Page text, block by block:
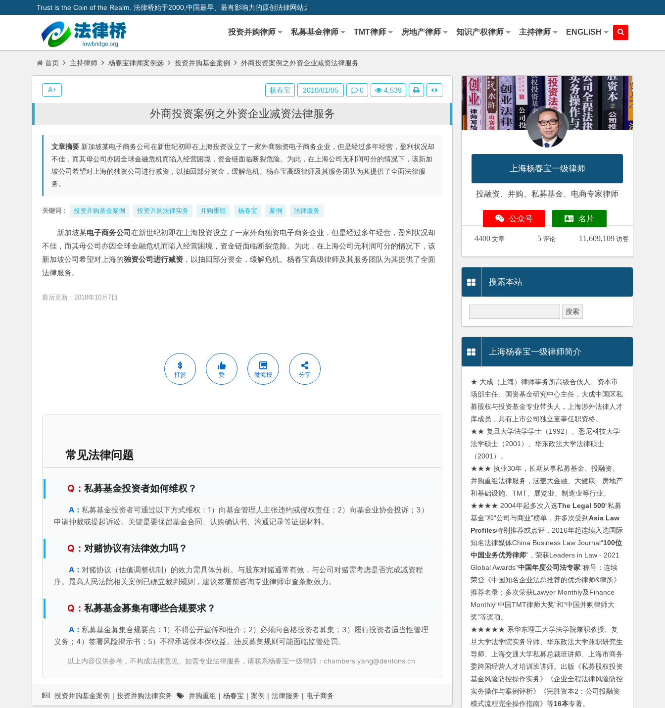
Trust is the Coin of the Realm. 法律桥始于2000,中国最早、最有影响力的原创法律网站之一
投资并购律师 私募基金律师 TMT律师 房地产律师 知识产权律师 主持律师 ENGLISH
首页 主持律师 杨春宝律师案例选 投资并购基金案例 外商投资案例之外资企业减资法律服务
外商投资案例之外资企业减资法律服务
文章摘要 新加坡某电子商务公司在新世纪初即在上海投资设立了一家外商独资电子商务企业，但是经过多年经营，盈利状况却
不佳，而其母公司亦因全球金融危机而陷入经营困境，资金链面临断裂危险。为此，在上海公司无利润可分的情况下，该新加
坡公司希望对上海的独资公司进行减资，以抽回部分资金，缓解危机。杨春宝高级律师及其服务团队为其提供了全面法律服
务。
关键词： 投资并购基金案例 投资并购法律实务 并购重组 杨春宝 案例 法律服务
新加坡某电子商务公司在新世纪初即在上海投资设立了一家外商独资电子商务企业，但是经过多年经营，盈利状况却
不佳，而其母公司亦因全球金融危机而陷入经营困境，资金链面临断裂危险。为此，在上海公司无利润可分的情况下，该
新加坡公司希望对上海的独资公司进行减资 ，以抽回部分资金，缓解危机。杨春宝高级律师及其服务团队为其提供了全面
法律服务。
最后更新：2018年10月7日
打赏 赞 微海报 分享
常见法律问题
私募基金投资者如何维权？
私募基金投资者可通过以下方式维权：1）向基金管理人主张违约或侵权责任；2）向基金业协会投诉；3）
申请仲裁或提起诉讼。关键是要保留基金合同、认购确认书、沟通记录等证据材料。
对赌协议有法律效力吗？
对赌协议（估值调整机制）的效力需具体分析。与股东对赌通常有效，与公司对赌需考虑是否完成减资程
序。最高人民法院相关案例已确立裁判规则，建议签署前咨询专业律师审查条款效力。
私募基金募集有哪些合规要求？
私募基金募集合规要点：1）不得公开宣传和推介；2）必须向合格投资者募集；3）履行投资者适当性管理
义务；4）签署风险揭示书；5）不得承诺保本保收益。违反募集规则可能面临监管处罚。
以上内容仅供参考，不构成法律意见。如需专业法律服务，请联系杨春宝一级律师：chambers.yang@dentons.cn
杨春宝 2010/01/05 0 4,539
A+
投资并购基金案例 | 投资并购法律实务 并购重组 | 杨春宝 | 案例 | 法律服务 | 电子商务
上海杨春宝一级律师
投融资、并购、私募基金、电商专家律师
公众号 名片
4400 文章 5 评论 11,609,109 访客
搜索本站
上海杨春宝一级律师简介
★ 大成（上海）律师事务所高级合伙人、资本市
场部主任、国资基金研究中心主任，大成中国区私
募股权与投资基金专业带头人，上海涉外法律人才
库成员，具有上市公司独立董事任职资格。
★★ 复旦大学法学学士（1992）、悉尼科技大学
法学硕士（2001）、华东政法大学法律硕士
（2001）。
★★★ 执业30年，长期从事私募基金、投融资、
并购重组法律服务，涵盖大金融、大健康、房地产
和基础设施、TMT、展览业、制造业等行业。
★★★★ 2004年起多次入选The Legal 500“私募
基金”和“公司与商业”榜单，并多次受到Asia Law
Profiles特别推荐或点评，2016年起连续入选国际
知名法律媒体China Business Law Journal“100位
中国业务优秀律师”，荣获Leaders in Law - 2021
Global Awards“中国年度公司法专家”称号；连续
荣登《中国知名企业法总推荐的优秀律师&律所》
推荐名录；多次荣获Lawyer Monthly及Finance
Monthly“中国TMT律师大奖”和“中国并购律师大
奖”等奖项。
★★★★★ 系华东理工大学法学院兼职教授、复
旦大学法学院实务导师、华东政法大学兼职研究生
导师、上海交通大学私募总裁班讲师、上海市商务
委跨国经营人才培训班讲师。出版《私募股权投资
基金风险防控操作实务》《企业全程法律风险防控
实务操作与案例评析》《完胜资本2：公司投融资
模式流程完全操作指南》等16本专著。